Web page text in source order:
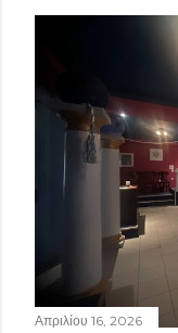
Απριλίου 16, 2026